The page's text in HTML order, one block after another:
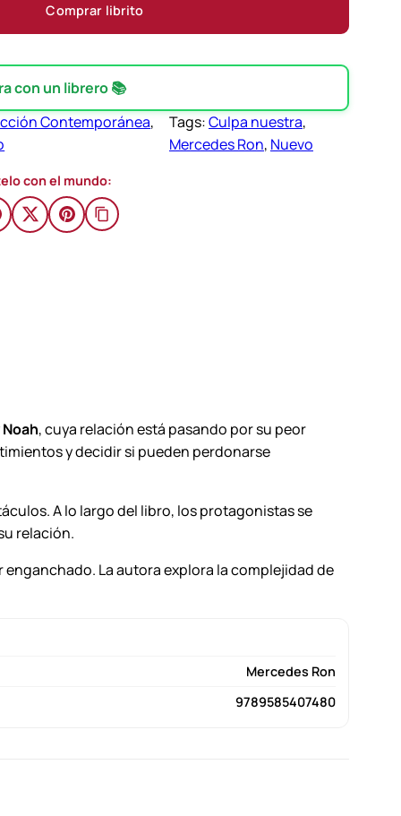
Comprar librito
con un librero 📚
Contemporánea Tags:Culpa nuestra
Mercedes Ron, Nuevo
con el mundo:
Noah, cuya relación está pasando por su peor
y decidir si pueden perdonarse
A lo largo del libro, los protagonistas se
relación.
La autora explora la complejidad de
Mercedes Ron
9789585407480